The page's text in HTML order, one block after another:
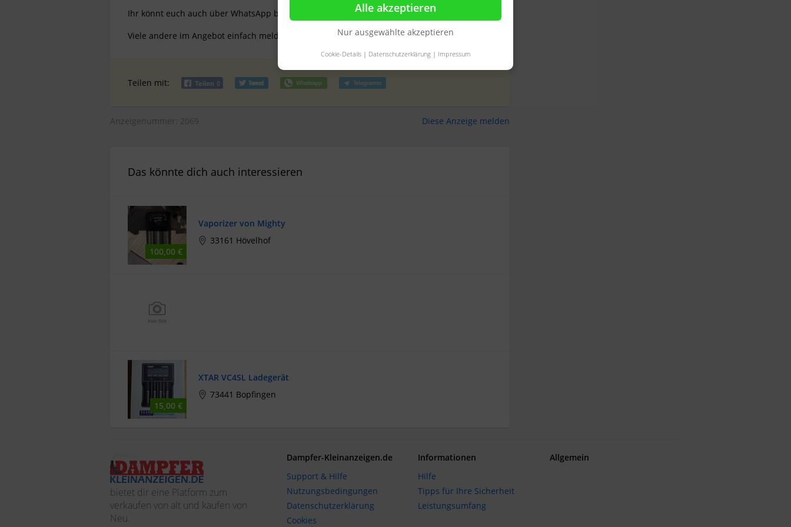
Alle akzeptieren
Nur ausgewählte akzeptieren
Cookie-Details| Datenschutzerklärung| Impressum
Ihr könnt euch auch über WhatsApp bei mir melden.
Viele andere im Angebot einfach melden über WhatsApp: +49 178 2419245
Teilen mit:
Anzeigenummer: 2069 Diese Anzeige melden
Das könnte dich auch interessieren
100,00 €
Vaporizer von Mighty
33161 Hövelhof
15,00 €
XTAR VC4SL Ladegerät
73441 Bopfingen
bietet dir eine Platform zum
verkaufen von alt und kaufen von
Neu.
Dampfer-Kleinanzeigen.de
Support & Hilfe
Nutzungsbedingungen
Datenschutzerklärung
Cookies
Informationen
Hilfe
Tipps für Ihre Sicherheit
Leistungsumfang
Allgemein